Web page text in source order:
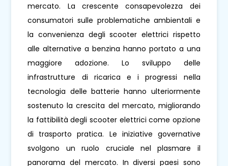
mercato. La crescente consapevolezza dei
consumatori sulle problematiche ambientali e
la convenienza degli scooter elettrici rispetto
alle alternative a benzina hanno portato a una
maggiore adozione. Lo sviluppo delle
infrastrutture di ricarica e i progressi nella
tecnologia delle batterie hanno ulteriormente
sostenuto la crescita del mercato, migliorando
la fattibilità degli scooter elettrici come opzione
di trasporto pratica. Le iniziative governative
svolgono un ruolo cruciale nel plasmare il
panorama del mercato. In diversi paesi sono